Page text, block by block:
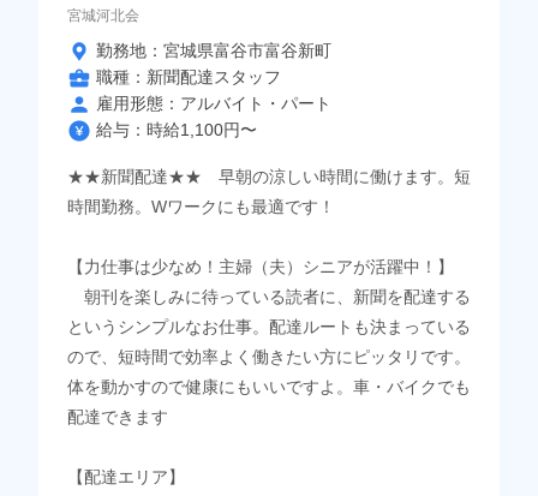
宮城河北会
勤務地：宮城県富谷市富谷新町
職種：新聞配達スタッフ
雇用形態：アルバイト・パート
給与：時給1,100円〜
★★新聞配達★★ 早朝の涼しい時間に働けます。短
時間勤務。Wワークにも最適です！
【力仕事は少なめ！主婦（夫）シニアが活躍中！】
朝刊を楽しみに待っている読者に、新聞を配達する
というシンプルなお仕事。配達ルートも決まっている
ので、短時間で効率よく働きたい方にピッタリです。
体を動かすので健康にもいいですよ。車・バイクでも
配達できます
【配達エリア】